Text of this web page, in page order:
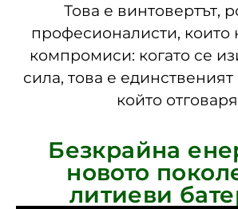
Това е винтовертът,
професионалисти, които
компромиси: когато се
сила, това е
който
Безкрайна
новото
литиеви